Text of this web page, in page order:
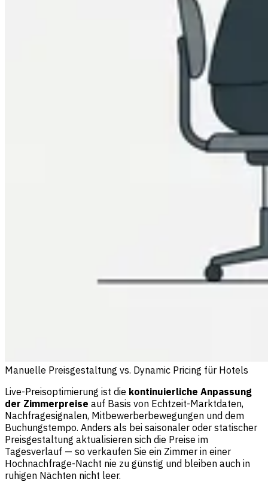
Manuelle Preisgestaltung vs. Dynamic Pricing für Hotels
Live-Preisoptimierung ist die kontinuierliche Anpassung
der Zimmerpreise auf Basis von Echtzeit-Marktdaten,
Nachfragesignalen, Mitbewerberbewegungen und dem
Buchungstempo. Anders als bei saisonaler oder statischer
Preisgestaltung aktualisieren sich die Preise im
Tagesverlauf — so verkaufen Sie ein Zimmer in einer
Hochnachfrage-Nacht nie zu günstig und bleiben auch in
ruhigen Nächten nicht leer.